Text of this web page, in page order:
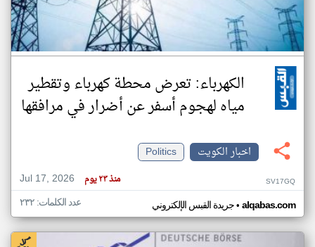
الكهرباء: تعرض محطة كهرباء وتقطير
مياه لهجوم أسفر عن أضرار في مرافقها
اخبار الكويت
Politics
Jul 17, 2026
منذ ٢٣ يوم SV17GQ
جريدة القبس الإلكتروني• alqabas.com عدد الكلمات: ٢٣٢